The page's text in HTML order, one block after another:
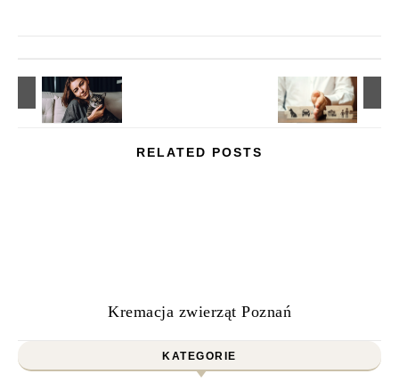
RELATED POSTS
Kremacja zwierząt Poznań
KATEGORIE